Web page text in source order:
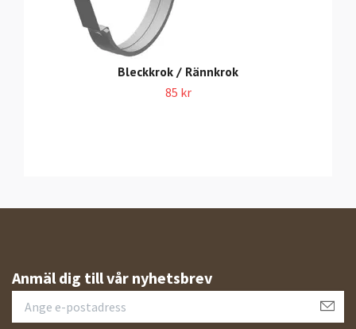
Bleckkrok / Rännkrok
85 kr
Anmäl dig till vår nyhetsbrev